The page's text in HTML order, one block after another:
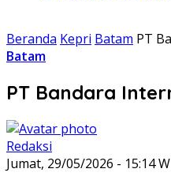
Beranda Kepri Batam PT
Batam
PT Bandara
Redaksi
Jumat, 29/05/2026 - 15:14